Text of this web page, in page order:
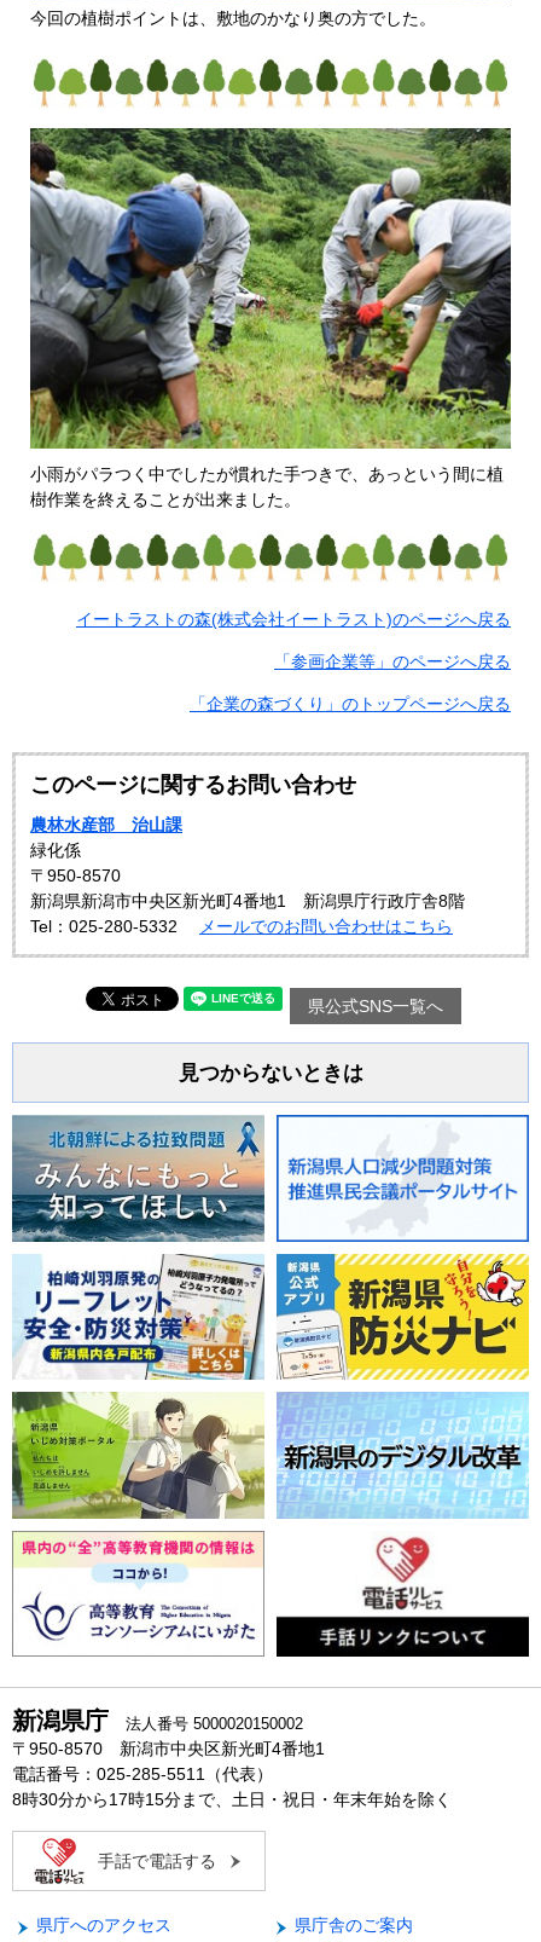
今回の植樹ポイントは、敷地のかなり奥の方でした。
小雨がパラつく中でしたが慣れた手つきで、あっという間に植
樹作業を終えることが出来ました。
イートラストの森(株式会社イートラスト)のページへ戻る
「参画企業等」のページへ戻る
「企業の森づくり」のトップページへ戻る
このページに関するお問い合わせ
農林水産部 治山課
緑化係
〒950-8570
新潟県新潟市中央区新光町4番地1 新潟県庁行政庁舎8階
Tel：025-280-5332
メールでのお問い合わせはこちら
県公式SNS一覧へ
見つからないときは
新潟県庁 法人番号 5000020150002
〒950-8570 新潟市中央区新光町4番地1
電話番号：025-285-5511（代表）
8時30分から17時15分まで、土日・祝日・年末年始を除く
手話で電話する
県庁へのアクセス 県庁舎のご案内